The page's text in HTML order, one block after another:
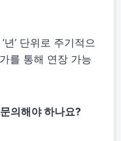
년’ 단위로 주기적으
를 통해 연장 가능
의해야 하나요?